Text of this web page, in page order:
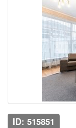
ID: 515851